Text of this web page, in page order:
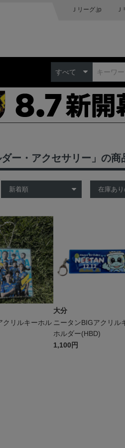
Ｊリーグ.jp
すべて
ー・アクセサリー」の商
クリルキーホル
大分
ニータンBIGアクリル
ホルダー(HBD)
1,100円